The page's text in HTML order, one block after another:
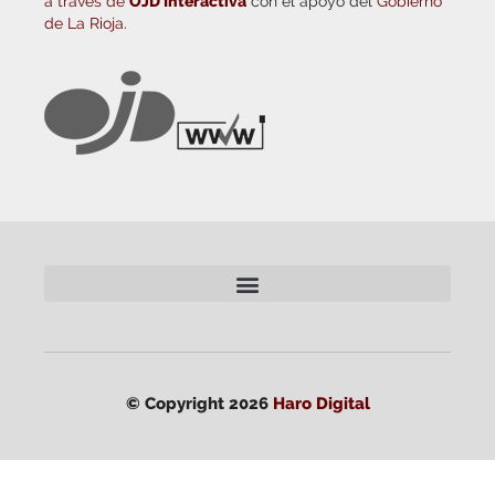
de La Rioja.
© Copyright 2026 Haro Digital